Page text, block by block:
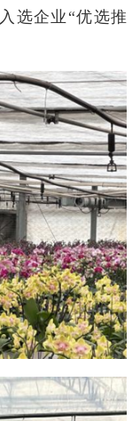
选企业“优选推